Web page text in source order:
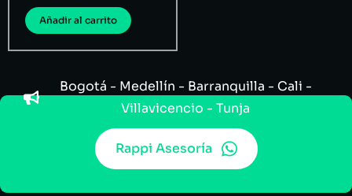
Añadir al carrito
Rappi Asesoría
Bogotá - Medellín - Barranquilla - Cali -
Villavicencio - Tunja